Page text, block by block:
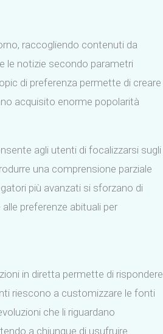
raccogliendo contenuti da
le notizie secondo parametri
di preferenza permette di creare
acquisito enorme popolarità
agli utenti di focalizzarsi sugli
una comprensione parziale
più avanzati si sforzano di
preferenze abituali per
in diretta permette di rispondere
riescono a customizzare le fonti
che li riguardano
a chiunque di usufruire